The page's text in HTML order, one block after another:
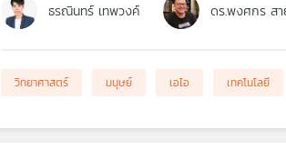
ธรณินทร์ เทพวงค์ ดร.พงศกร สา
วิทยาศาสตร์ มนุษย์ เอไอ เทคโนโลยี